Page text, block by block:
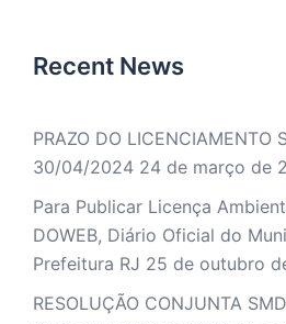
Recent News
PRAZO DO LICENCIAMENTO
30/04/2024 24 de março de
Para Publicar Licença
DOWEB, Diário Oficial do
Prefeitura RJ 25 de outubro
RESOLUÇÃO CONJUNTA